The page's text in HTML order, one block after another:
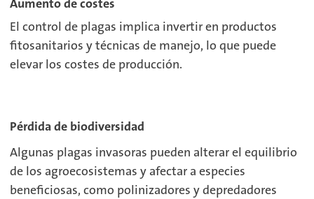
Aumento de costes
El control de plagas implica invertir en productos
fitosanitarios y técnicas de manejo, lo que puede
elevar los costes de producción.
Pérdida de biodiversidad
Algunas plagas invasoras pueden alterar el equilibrio
de los agroecosistemas y afectar a especies
beneficiosas, como polinizadores y depredadores